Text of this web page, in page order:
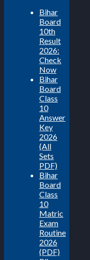
Bihar
Board
10th
Result
2026:
Check
Now
Bihar
Board
Class
10
Answer
Key
2026
(All
Sets
PDF)
Bihar
Board
Class
10
Matric
Exam
Routine
2026
(PDF)